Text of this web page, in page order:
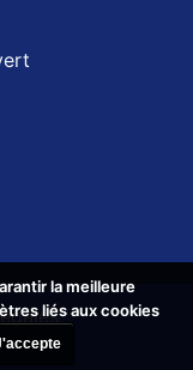
la meilleure
liés aux cookies
la meilleure
liés aux cookies